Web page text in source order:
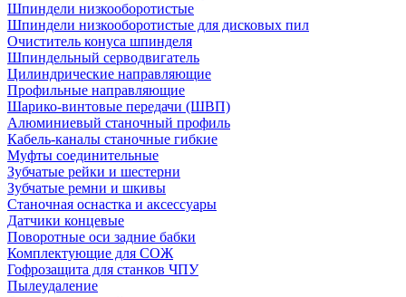
Шпиндели низкооборотистые
Шпиндели низкооборотистые для дисковых пил
Очиститель конуса шпинделя
Шпиндельный серводвигатель
Цилиндрические направляющие
Профильные направляющие
Шарико-винтовые передачи (ШВП)
Алюминиевый станочный профиль
Кабель-каналы станочные гибкие
Муфты соединительные
Зубчатые рейки и шестерни
Зубчатые ремни и шкивы
Станочная оснастка и аксессуары
Датчики концевые
Поворотные оси задние бабки
Комплектующие для СОЖ
Гофрозащита для станков ЧПУ
Пылеудаление